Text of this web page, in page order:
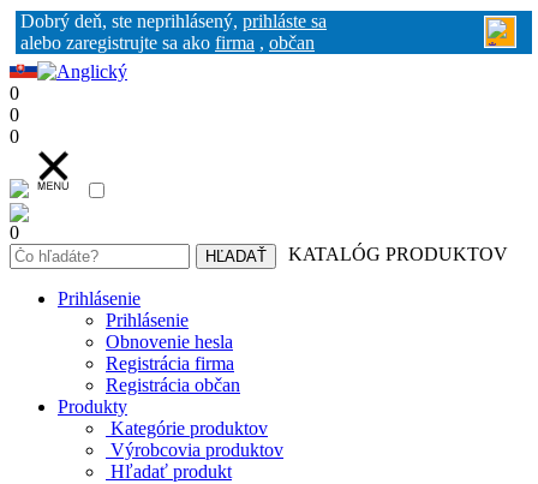
Dobrý deň, ste neprihlásený, prihláste sa
alebo zaregistrujte sa ako firma , občan
0
0
0
0
KATALÓG PRODUKTOV
Prihlásenie
Prihlásenie
Obnovenie hesla
Registrácia firma
Registrácia občan
Produkty
Kategórie produktov
Výrobcovia produktov
Hľadať produkt